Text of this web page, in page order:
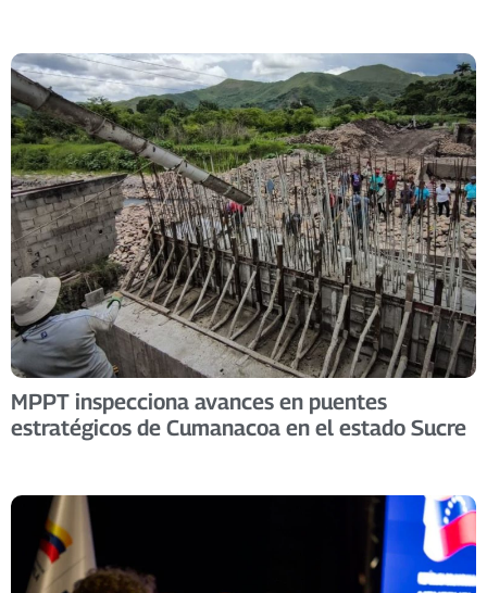
MPPT inspecciona avances en puentes
estratégicos de Cumanacoa en el estado Sucre